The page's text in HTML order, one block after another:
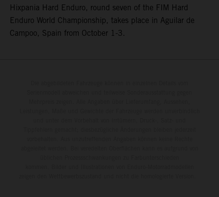
Hixpania Hard Enduro, round seven of the FIM Hard
Enduro World Championship, takes place in Aguilar de
Campoo, Spain from October 1-3.